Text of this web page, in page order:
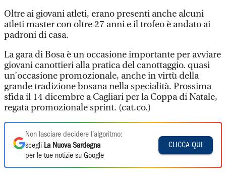
Oltre ai giovani atleti, erano presenti anche alcuni
atleti master con oltre 27 anni e il trofeo è andato ai
padroni di casa.
La gara di Bosa è un occasione importante per avviare
giovani canottieri alla pratica del canottaggio. quasi
un’occasione promozionale, anche in virtù della
grande tradizione bosana nella specialità. Prossima
sfida il 14 dicembre a Cagliari per la Coppa di Natale,
regata promozionale sprint. (cat.co.)
Non lasciare decidere l'algoritmo:
scegli La Nuova Sardegna
per le tue notizie su Google
CLICCA QUI